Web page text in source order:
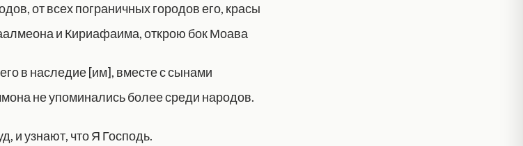
от всех пограничных городов его, красы
и Кириафаима, открою бок Моава
в наследие [им], вместе с сынами
не упоминались более среди народов.
и узнают, что Я Господь.